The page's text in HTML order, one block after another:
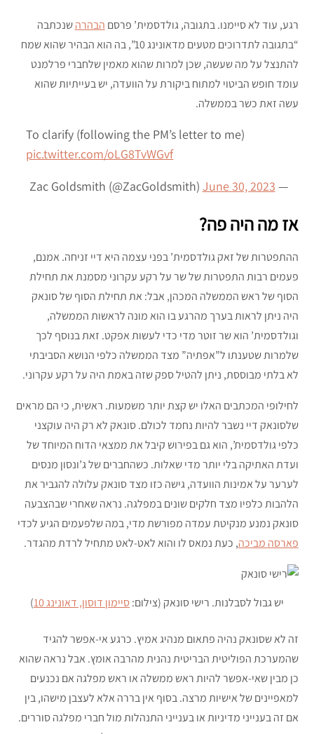
רגע, עוד לא סיימנו. בתגובה, גולדסמית’ פרסם הבהרהשנכתבה
“בתגובה לתדרוכים מטעים מדאונינג 10”, בה הוא הבהיר שהוא שמח
להתנצל על מה שעשה, שכן למרות שהוא מאמין שלחברי פרלמנט
עומד חופש הביטוי למתוח ביקורת על הוועדה, יש בעייתיות שהוא
עשה זאת כשר בממשלה.
To clarify (following the PM’s letter to me)
pic.twitter.com/oLG8TvWGvf
— Zac Goldsmith (@ZacGoldsmith)
June 30, 2023
אז מה היה פה?
ההתפטרות של זאק גולדסמית’ בפני עצמה היא דיי זניחה. אמנם,
פעמים רבות התפטרות של שר על רקע עקרוני מסמנת את תחילת
הסוף של ראש הממשלה המכהן, אבל: את תחילת הסוף של סונאק
היה ניתן לראות בערך מהרגע בו הוא מונה לראשות הממשלה,
וגולדסמית’ הוא שר זוטר מדי כדי לעשות אפקט. זאת בנוסף לכך
שלמרות שטענתו ל”אפתיה” מצד הממשלה כלפי הנושא הסביבתי
לא בלתי מבוססת, ניתן להטיל ספק שזה באמת היה על רקע עקרוני.
לחילופי המכתבים האלו יש קצת יותר משמעות. ראשית, כי הם מראים
שלסונאק דיי נשבר להיות נחמד לכולם. סונאק לא רק היה עוקצני
כלפי גולדסמית’, הוא גם בפירוש קיבל את ממצאי הדוח המיוחד של
ועדת האתיקה בלי יותר מדי שאלות. כשהחברים של ג’ונסון מנסים
לערער על אמינות הוועדה, גישה כזו מצד סונאק עלולה להגביר את
הלהבות כלפיו מצד חלקים שונים במפלגה. נראה שאחרי שבהצבעה
סונאק נמנע מנקיטת עמדה מפורשת מדי, במה שלפעמים הגיע לכדי
פארסה מביכה, כעת נמאס לו והוא לאט-לאט מתחיל לרדת מהגדר.
יש גבול לסבלנות. רישי סונאק (צילום:סיימון דוסון, דאונינג 10 )
זה לא שסונאק נהיה פתאום מנהיג אמיץ. כרגע אי-אפשר להגיד
שהמערכת הפוליטית הבריטית נהנית מהרבה אומץ. אבל נראה שהוא
כן מבין שאי-אפשר להיות ראש ממשלה או ראש מפלגה אם נכנעים
למאפיינים של אישיות מרצה. בסוף אין בררה אלא לעצבן מישהו, בין
אם זה בענייני מדיניות או בענייני התנהלות מול חברי מפלגה סוררים.